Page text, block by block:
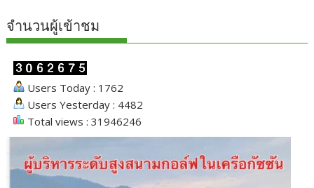
จำนวนผู้เข้าชม
Users Today : 1762
Users Yesterday : 4482
Total views : 31946246